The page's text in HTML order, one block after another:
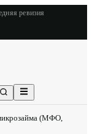
ревизия
(МФО,